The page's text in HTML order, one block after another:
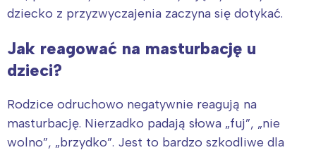
dziecko z przyzwyczajenia zaczyna się dotykać.
Jak reagować na masturbację u
dzieci?
Rodzice odruchowo negatywnie reagują na
masturbację. Nierzadko padają słowa „fuj”, „nie
wolno”, „brzydko”. Jest to bardzo szkodliwe dla